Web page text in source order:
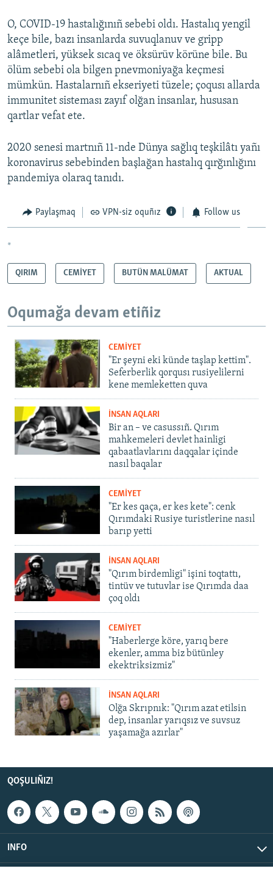
O, COVID-19 hastalığınıñ sebebi oldı. Hastalıq yengil
keçe bile, bazı insanlarda suvuqlanuv ve gripp
alâmetleri, yüksek sıcaq ve öksürüv körüne bile. Bu
ölüm sebebi ola bilgen pnevmoniyağa keçmesi
mümkün. Hastalarnıñ ekseriyeti tüzele; çoqusı allarda
immunitet sisteması zayıf olğan insanlar, hususan
qartlar vefat ete.
2020 senesi martnıñ 11-nde Dünya sağlıq teşkilâtı yañı
koronavirus sebebinden başlağan hastalıq qırğınlığını
pandemiya olaraq tanıdı.
Paylaşmaq VPN-siz oquñız Follow us
*
QIRIM CEMİYET BUTÜN MALÜMAT AKTUAL
Oqumağa devam etiñiz
CEMİYET
"Er şeyni eki künde taşlap kettim".
Seferberlik qorqusı rusiyelilerni
kene memleketten quva
İNSAN AQLARI
Bir an – ve casussıñ. Qırım
mahkemeleri devlet hainligi
qabaatlavlarını daqqalar içinde
nasıl baqalar
CEMİYET
"Er kes qaça, er kes kete": cenk
Qırımdaki Rusiye turistlerine nasıl
barıp yetti
İNSAN AQLARI
"Qırım birdemligi" işini toqtattı,
tintüv ve tutuvlar ise Qırımda daa
çoq oldı
CEMİYET
"Haberlerge köre, yarıq bere
ekenler, amma biz bütünley
ekektriksizmiz"
İNSAN AQLARI
Olğa Skrıpnık: "Qırım azat etilsin
dep, insanlar yarıqsız ve suvsuz
yaşamağa azırlar"
QOŞULIÑIZ!
INFO